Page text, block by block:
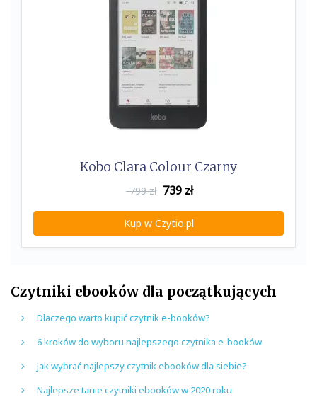
Kobo Clara Colour Czarny
799 zł 739 zł
Kup w Czytio.pl
Czytniki ebooków dla początkujących
Dlaczego warto kupić czytnik e-booków?
6 kroków do wyboru najlepszego czytnika e-booków
Jak wybrać najlepszy czytnik ebooków dla siebie?
Najlepsze tanie czytniki ebooków w 2020 roku